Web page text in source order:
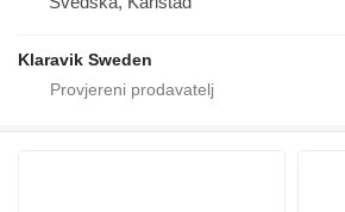
Klaravik Sweden